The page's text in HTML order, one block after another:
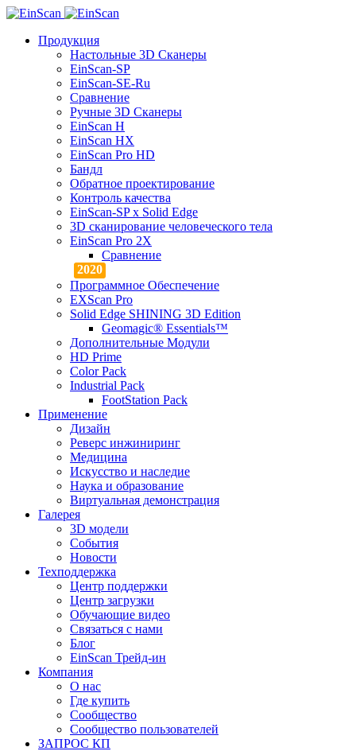
Продукция
Настольные 3D Сканеры
EinScan-SP
EinScan-SE-Ru
Сравнение
Ручные 3D Cканеры
EinScan H
EinScan HX
EinScan Pro HD
Бандл
Обратное проектирование
Контроль качества
EinScan-SP x Solid Edge
3D сканирование человеческого тела
EinScan Pro 2X
Сравнение
Программное Обеспечение
EXScan Pro
Solid Edge SHINING 3D Edition
Geomagic® Essentials™
Дополнительные Модули
HD Prime
Color Pack
Industrial Pack
FootStation Pack
Применение
Дизайн
Реверс инжиниринг
Медицина
Искусство и наследие
Наука и образование
Виртуальная демонстрация
Галерея
3D модели
События
Новости
Техподдержка
Центр поддержки
Центр загрузки
Обучающие видео
Связаться с нами
Блог
EinScan Трейд-ин
Компания
О нас
Где купить
Сообщество
Сообщество пользователей
ЗАПРОС КП